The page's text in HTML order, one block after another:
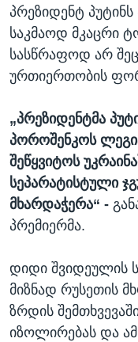
პრეზიდენტ პუტინს
საკმაოდ მკაცრი
სასწრაფოდ არ
ურთიერთობის
„პრეზიდენტმა
პოროშენკოს
შეწყვიტოს
სეპარატისტული
მხარდაჭერა“ -
პრემიერმა.
დიდი შვიდეულის
მიზნად რუსეთის
ზრდის
იზოლირებას და ამ